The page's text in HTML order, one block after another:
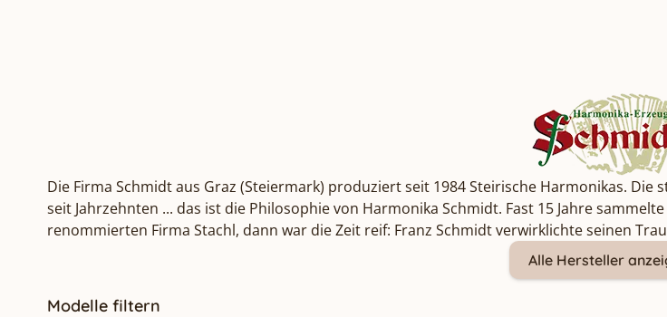
Die Firma Schmidt aus Graz (Steiermark) produziert seit 1984 Steirische Harmonikas.
seit Jahrzehnten ... das ist die Philosophie von Harmonika Schmidt. Fast 15 Jahre
renommierten Firma Stachl, dann war die Zeit reif: Franz Schmidt verwirklichte seinen
Alle Hersteller
Modelle filtern